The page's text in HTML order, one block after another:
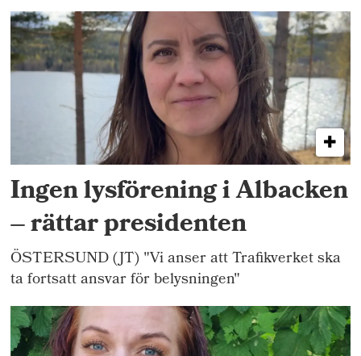
Ingen lysförening i Albacken
– rättar presidenten
ÖSTERSUND (JT) "Vi anser att Trafikverket ska
ta fortsatt ansvar för belysningen"